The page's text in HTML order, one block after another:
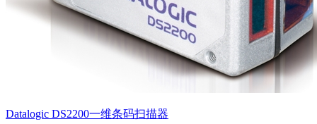
Datalogic DS2200一维条码扫描器